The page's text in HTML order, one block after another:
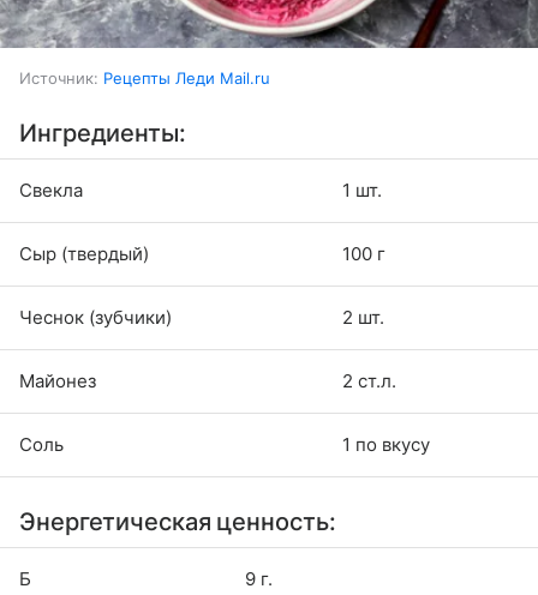
Источник: Рецепты Леди Mail.ru
Ингредиенты:
Свекла 1 шт.
Сыр (твердый) 100 г
Чеснок (зубчики) 2 шт.
Майонез 2 ст.л.
Соль 1 по вкусу
Энергетическая ценность:
Б 9 г.